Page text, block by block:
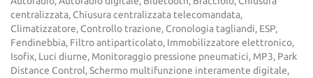
centralizzata, Chiusura centralizzata telecomandata,
Climatizzatore, Controllo trazione, Cronologia tagliandi, ESP,
Fendinebbia, Filtro antiparticolato, Immobilizzatore elettronico,
Isofix, Luci diurne, Monitoraggio pressione pneumatici, MP3, Park
Distance Control, Schermo multifunzione interamente digitale,